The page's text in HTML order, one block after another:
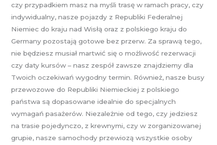
czy przypadkiem masz na myśli trasę w ramach pracy, czy
indywidualny, nasze pojazdy z Republiki Federalnej
Niemiec do kraju nad Wisłą oraz z polskiego kraju do
Germany pozostają gotowe bez przerw. Za sprawą tego,
nie będziesz musiał martwić się o możliwość rezerwacji
czy daty kursów – nasz zespół zawsze znajdziemy dla
Twoich oczekiwań wygodny termin. Również, nasze busy
przewozowe do Republiki Niemieckiej z polskiego
państwa są dopasowane idealnie do specjalnych
wymagań pasażerów. Niezależnie od tego, czy jedziesz
na trasie pojedynczo, z krewnymi, czy w zorganizowanej
grupie, nasze samochody przewiozą wszystkie osoby